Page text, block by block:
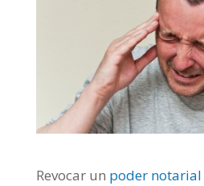
Revocar un poder notarial